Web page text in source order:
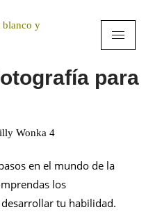
para
en el mundo de la
los
tu habilidad.